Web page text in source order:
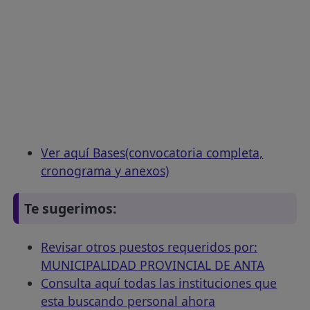
Ver aquí Bases(convocatoria completa,
cronograma y anexos)
Te sugerimos:
Revisar otros puestos requeridos por:
MUNICIPALIDAD PROVINCIAL DE ANTA
Consulta aquí todas las instituciones que
esta buscando personal ahora